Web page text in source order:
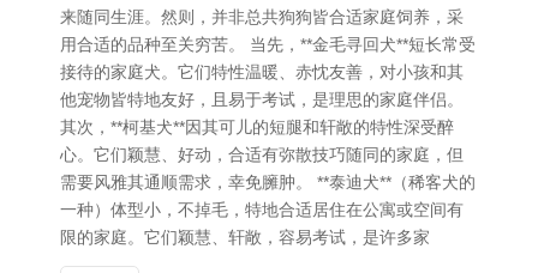
来随同生涯。然则，并非总共狗狗皆合适家庭饲养，采
用合适的品种至关穷苦。 当先，**金毛寻回犬**短长常受
接待的家庭犬。它们特性温暖、赤忱友善，对小孩和其
他宠物皆特地友好，且易于考试，是理思的家庭伴侣。
其次，**柯基犬**因其可儿的短腿和轩敞的特性深受醉
心。它们颖慧、好动，合适有弥散技巧随同的家庭，但
需要风雅其通顺需求，幸免臃肿。 **泰迪犬**（稀客犬的
一种）体型小，不掉毛，特地合适居住在公寓或空间有
限的家庭。它们颖慧、轩敞，容易考试，是许多家